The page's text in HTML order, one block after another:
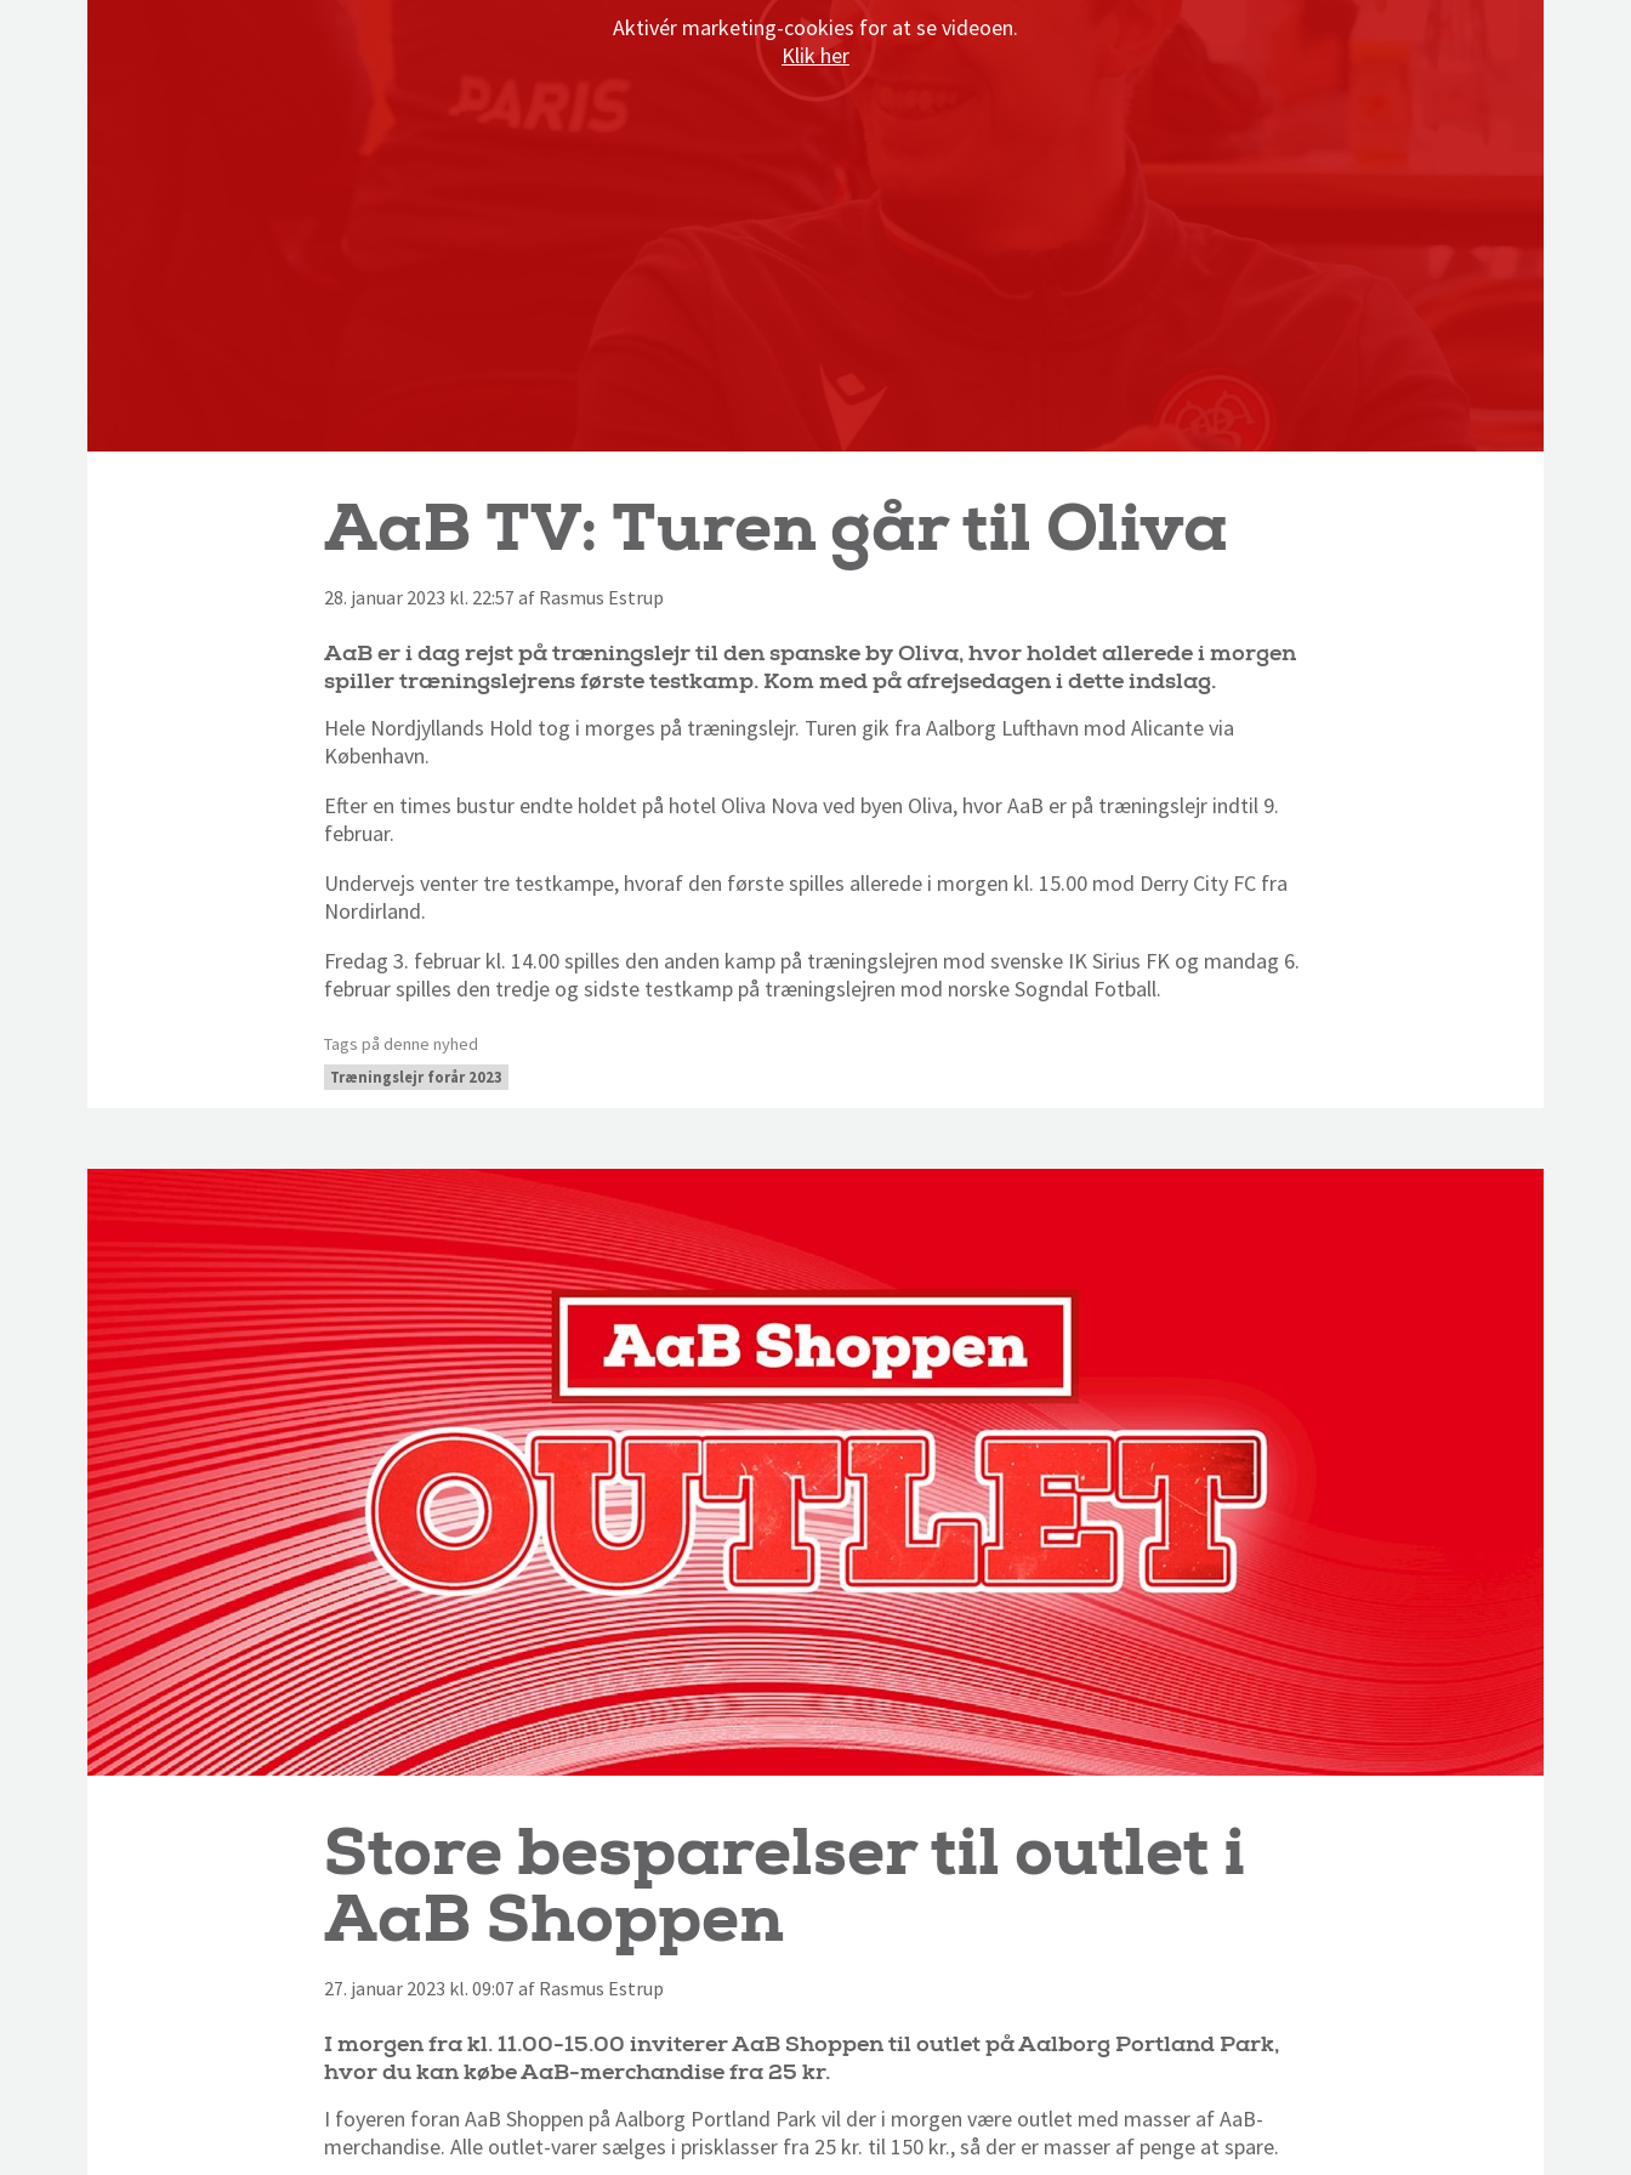
Aktivér marketing-cookies for at se videoen.
Klik her
AaB TV: Turen går til Oliva
28. januar 2023 kl. 22:57 af Rasmus Estrup
AaB er i dag rejst på træningslejr til den spanske by Oliva, hvor holdet allerede i morgen
spiller træningslejrens første testkamp. Kom med på afrejsedagen i dette indslag.
Hele Nordjyllands Hold tog i morges på træningslejr. Turen gik fra Aalborg Lufthavn mod Alicante via
København.
Efter en times bustur endte holdet på hotel Oliva Nova ved byen Oliva, hvor AaB er på træningslejr indtil 9.
februar.
Undervejs venter tre testkampe, hvoraf den første spilles allerede i morgen kl. 15.00 mod Derry City FC fra
Nordirland.
Fredag 3. februar kl. 14.00 spilles den anden kamp på træningslejren mod svenske IK Sirius FK og mandag 6.
februar spilles den tredje og sidste testkamp på træningslejren mod norske Sogndal Fotball.
Tags på denne nyhed
Træningslejr forår 2023
Store besparelser til outlet i
AaB Shoppen
27. januar 2023 kl. 09:07 af Rasmus Estrup
I morgen fra kl. 11.00-15.00 inviterer AaB Shoppen til outlet på Aalborg Portland Park,
hvor du kan købe AaB-merchandise fra 25 kr.
I foyeren foran AaB Shoppen på Aalborg Portland Park vil der i morgen være outlet med masser af AaB-
merchandise. Alle outlet-varer sælges i prisklasser fra 25 kr. til 150 kr., så der er masser af penge at spare.